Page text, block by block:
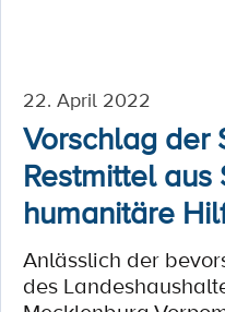
22. April 2022
Vorschlag der
Restmittel
humanitäre
Anlässlich der
des